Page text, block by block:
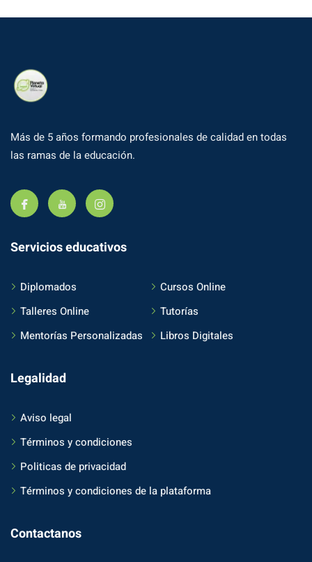
Más de 5 años formando profesionales de calidad en todas
las ramas de la educación.
Servicios educativos
Diplomados
Cursos Online
Talleres Online
Tutorías
Mentorías Personalizadas
Libros Digitales
Legalidad
Aviso legal
Términos y condiciones
Politicas de privacidad
Términos y condiciones de la plataforma
Contactanos